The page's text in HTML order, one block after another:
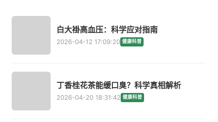
白大褂高血压：科学应对指南
2026-04-12 17:09:20 健康科普
丁香桂花茶能缓口臭？科学真相解析
2026-04-20 18:31:42 健康科普